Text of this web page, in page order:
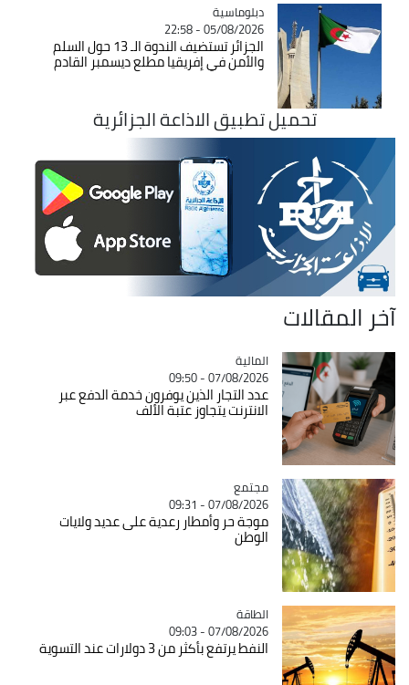
Catégorie
دبلوماسية
05/08/2026 - 22:58
الجزائر تستضيف الندوة الـ 13 حول السلم
والأمن في إفريقيا مطلع ديسمبر القادم
تحميل تطبيق الاذاعة الجزائرية
آخر المقالات
Catégorie
المالية
07/08/2026 - 09:50
عدد التجار الذين يوفرون خدمة الدفع عبر
الانترنت يتجاوز عتبة الألف
Catégorie
مجتمع
07/08/2026 - 09:31
موجة حر وأمطار رعدية على عديد ولايات
الوطن
Catégorie
الطاقة
07/08/2026 - 09:03
النفط يرتفع بأكثر من 3 دولارات عند التسوية